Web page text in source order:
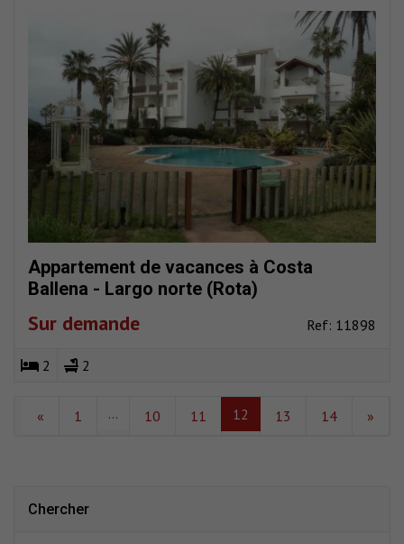
Appartement de vacances à Costa
Ballena - Largo norte (Rota)
Sur demande Ref: 11898
2 2
« 1 ... 10 11 12 13 14 »
Chercher